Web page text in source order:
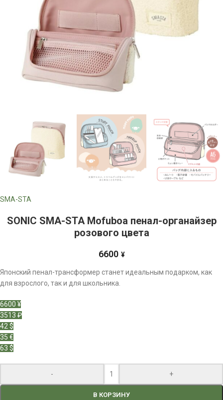
SMA-STA
SONIC SMA-STA Mofuboa пенал-органайзер
розового цвета
6600 ¥
Японский пенал-трансформер станет идеальным подарком, как
для взрослого, так и для школьника.
6600 ¥
3513 ₽
42 $
35 €
63 $
- +
В КОРЗИНУ